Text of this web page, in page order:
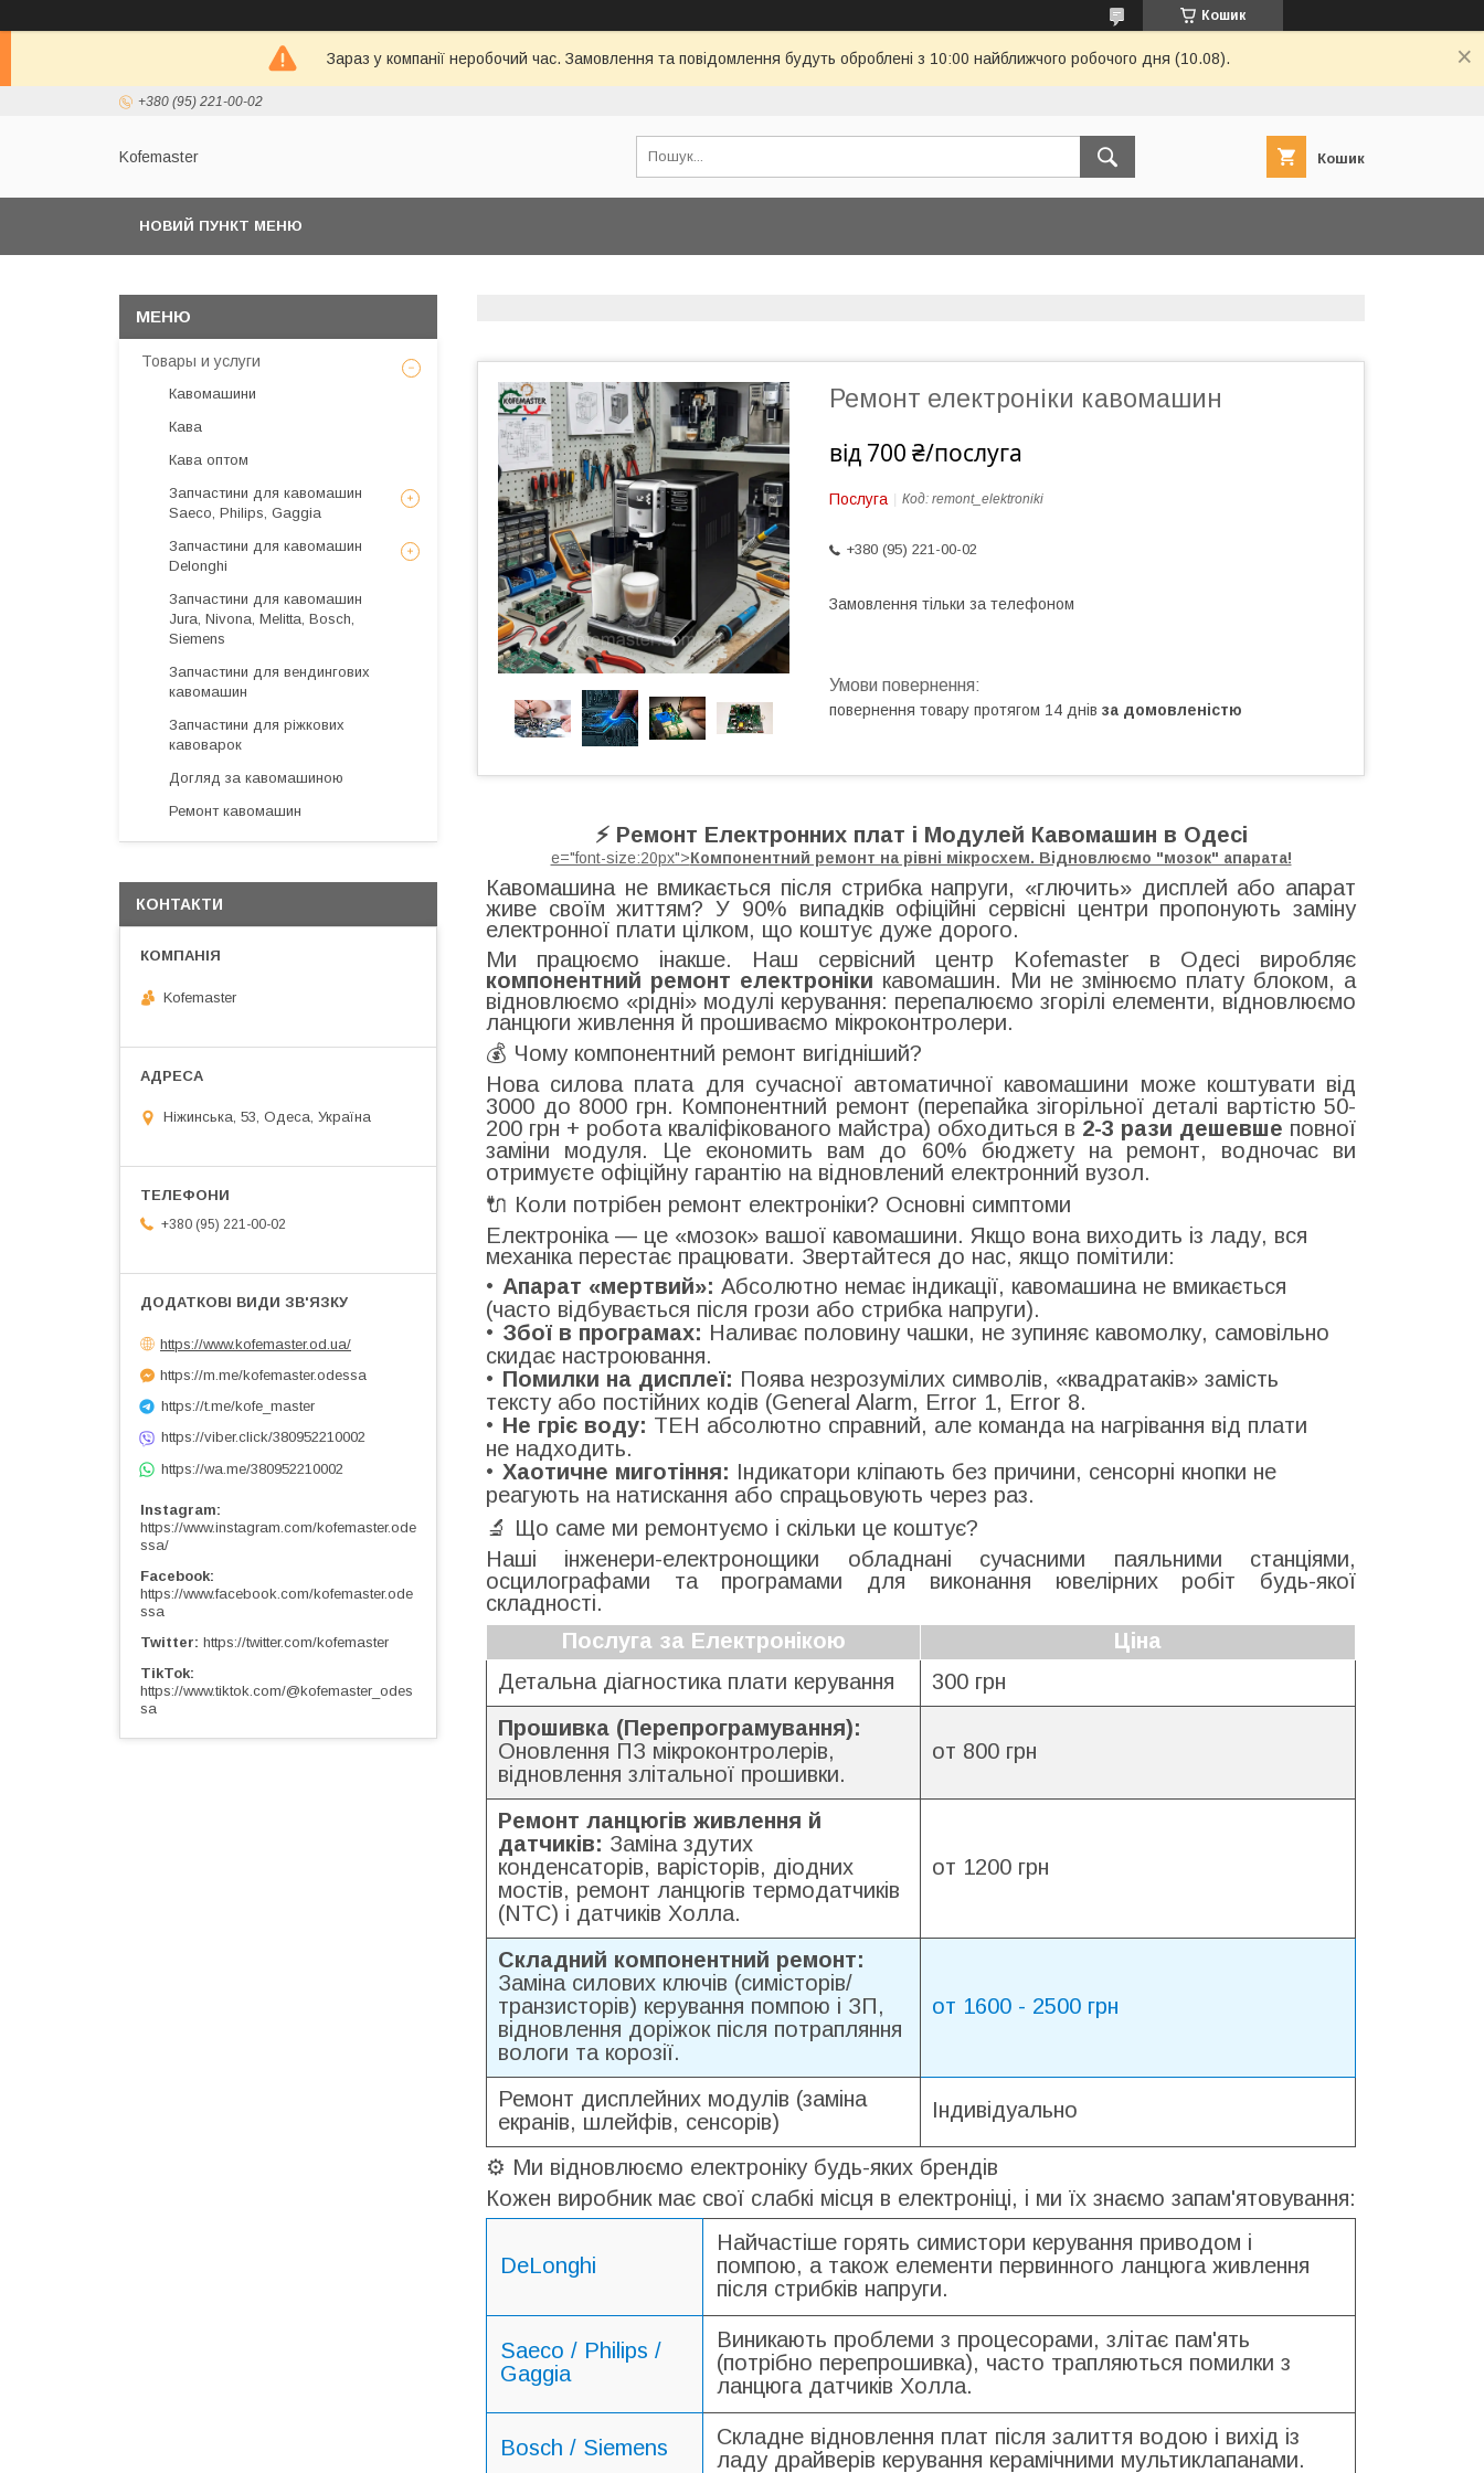
Кошик
Зараз у компанії неробочий час. Замовлення та повідомлення будуть оброблені з 10:00 найближчого робочого дня (10.08).
+380 (95) 221-00-02
Kofemaster Кошик
НОВИЙ ПУНКТ МЕНЮ
Ремонт електроніки кавомашин
від 700 ₴/послуга
Послуга Код: remont_elektroniki
+380 (95) 221-00-02
Замовлення тільки за телефоном
повернення товару протягом 14 днів за домовленістю
⚡ Ремонт Електронних плат і Модулей Кавомашин в Одесі
e="font-size:20px">Компонентний ремонт на рівні мікросхем. Відновлюємо "мозок" апарата!
Кавомашина не вмикається після стрибка напруги, «глючить» дисплей або апарат
живе своїм життям? У 90% випадків офіційні сервісні центри пропонують заміну
електронної плати цілком, що коштує дуже дорого.
Ми працюємо інакше. Наш сервісний центр Kofemaster в Одесі виробляє
компонентний ремонт електроніки кавомашин. Ми не змінюємо плату блоком, а
відновлюємо «рідні» модулі керування: перепалюємо згорілі елементи, відновлюємо
ланцюги живлення й прошиваємо мікроконтролери.
💰 Чому компонентний ремонт вигідніший?
Нова силова плата для сучасної автоматичної кавомашини може коштувати від
3000 до 8000 грн. Компонентний ремонт (перепайка зігорільної деталі вартістю 50-
200 грн + робота кваліфікованого майстра) обходиться в 2-3 рази дешевше повної
заміни модуля. Це економить вам до 60% бюджету на ремонт, водночас ви
отримуєте офіційну гарантію на відновлений електронний вузол.
🔌 Коли потрібен ремонт електроніки? Основні симптоми
Електроніка — це «мозок» вашої кавомашини. Якщо вона виходить із ладу, вся
механіка перестає працювати. Звертайтеся до нас, якщо помітили:
Апарат «мертвий»: Абсолютно немає індикації, кавомашина не вмикається
(часто відбувається після грози або стрибка напруги).
Збої в програмах: Наливає половину чашки, не зупиняє кавомолку, самовільно
скидає настроювання.
Помилки на дисплеї: Поява незрозумілих символів, «квадратаків» замість
тексту або постійних кодів (General Alarm, Error 1, Error 8.
Не гріє воду: ТЕН абсолютно справний, але команда на нагрівання від плати
не надходить.
Хаотичне миготіння: Індикатори кліпають без причини, сенсорні кнопки не
реагують на натискання або спрацьовують через раз.
🔬 Що саме ми ремонтуємо і скільки це коштує?
Наші інженери-електронощики обладнані сучасними паяльними станціями,
осцилографами та програмами для виконання ювелірних робіт будь-якої
складності.
Послуга за Електронікою
Ціна
Детальна діагностика плати керування
300 грн
Прошивка (Перепрограмування):
Оновлення ПЗ мікроконтролерів,
відновлення злітальної прошивки.
от 800 грн
Ремонт ланцюгів живлення й
датчиків: Заміна здутих
конденсаторів, варісторів, діодних
мостів, ремонт ланцюгів термодатчиків
(NTC) і датчиків Холла.
от 1200 грн
Складний компонентний ремонт:
Заміна силових ключів (симісторів/
транзисторів) керування помпою і ЗП,
відновлення доріжок після потрапляння
вологи та корозії.
от 1600 - 2500 грн
Ремонт дисплейних модулів (заміна
екранів, шлейфів, сенсорів)
Індивідуально
⚙️ Ми відновлюємо електроніку будь-яких брендів
Кожен виробник має свої слабкі місця в електроніці, і ми їх знаємо запам'ятовування:
DeLonghi
Найчастіше горять симистори керування приводом і
помпою, а також елементи первинного ланцюга живлення
після стрибків напруги.
Saeco / Philips /
Gaggia
Виникають проблеми з процесорами, злітає пам'ять
(потрібно перепрошивка), часто трапляються помилки з
ланцюга датчиків Холла.
Bosch / Siemens
Складне відновлення плат після залиття водою і вихід із
ладу драйверів керування керамічними мультиклапанами.
Товары и услуги
Кавомашини
Кава
Кава оптом
Запчастини для кавомашин
Saeco, Philips, Gaggia
Запчастини для кавомашин
Delonghi
Запчастини для кавомашин
Jura, Nivona, Melitta, Bosch,
Siemens
Запчастини для вендингових
кавомашин
Запчастини для ріжкових
кавоварок
Догляд за кавомашиною
Ремонт кавомашин
КОНТАКТИ
Kofemaster
Ніжинська, 53, Одеса, Україна
+380 (95) 221-00-02
https://www.kofemaster.od.ua/
https://m.me/kofemaster.odessa
https://t.me/kofe_master
https://viber.click/380952210002
https://wa.me/380952210002
Instagram
https://www.instagram.com/kofemaster.ode
ssa/
Facebook
https://www.facebook.com/kofemaster.ode
ssa
Twitter https://twitter.com/kofemaster
TikTok
https://www.tiktok.com/@kofemaster_odes
sa